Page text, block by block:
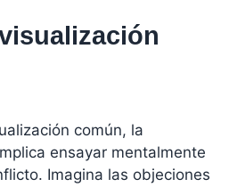
común, la
ensayar mentalmente
Imagina las objeciones